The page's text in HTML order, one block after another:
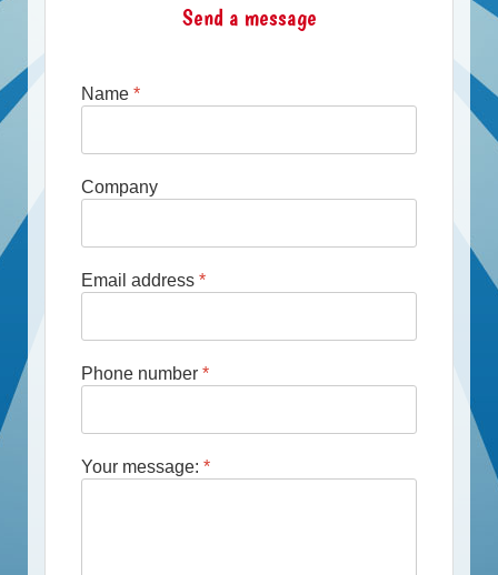
Send a message
Name *
Company
Email address *
Phone number *
Your message: *